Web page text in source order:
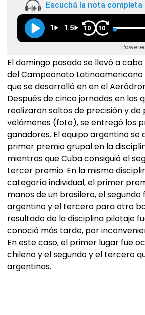
Escuchá la nota completa
1 1.5 10 10
El domingo pasado se llevó a
del Campeonato Latinoamericano
que se desarrolló en en el
Después de cinco jornadas en las
realizaron saltos de precisión y de
velámenes (foto), se entregó los
ganadores. El equipo argentino se
primer premio grupal en la
mientras que Cuba consiguió el
tercer premio. En la misma
categoría individual, el primer
manos de un brasilero, el segundo
argentino y el tercero para otro
resultado de la disciplina pilotaje
conoció más tarde, por
En este caso, el primer lugar fue
chileno y el segundo y el tercero
argentinas.